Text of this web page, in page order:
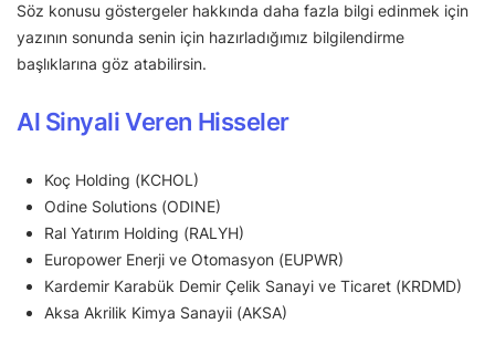
Söz konusu göstergeler hakkında daha fazla bilgi edinmek için
yazının sonunda senin için hazırladığımız bilgilendirme
başlıklarına göz atabilirsin.
Al Sinyali Veren Hisseler
Koç Holding (KCHOL)
Odine Solutions (ODINE)
Ral Yatırım Holding (RALYH)
Europower Enerji ve Otomasyon (EUPWR)
Kardemir Karabük Demir Çelik Sanayi ve Ticaret (KRDMD)
Aksa Akrilik Kimya Sanayii (AKSA)